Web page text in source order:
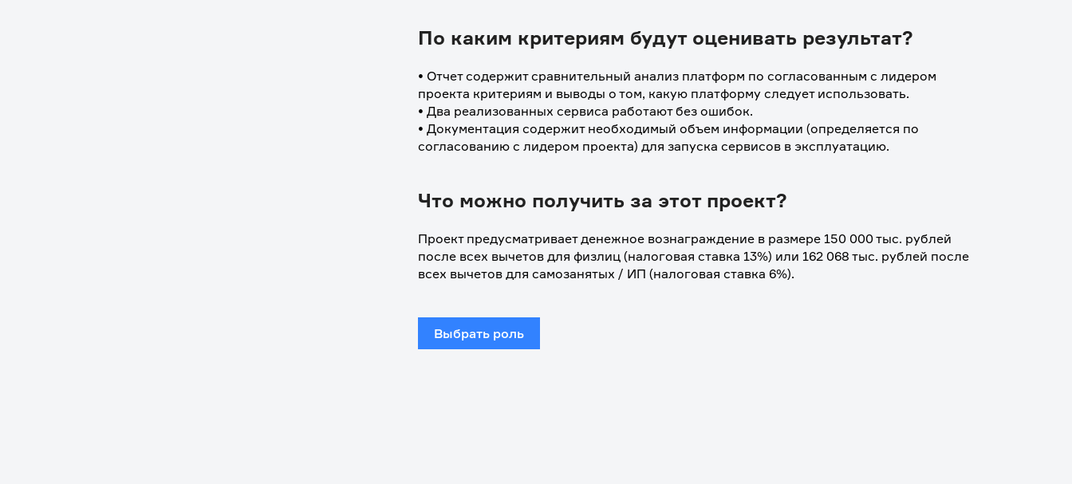
По каким критериям будут оценивать результат?
• Отчет содержит сравнительный анализ платформ по согласованным с лидером
проекта критериям и выводы о том, какую платформу следует использовать.
• Два реализованных сервиса работают без ошибок.
• Документация содержит необходимый объем информации (определяется по
согласованию с лидером проекта) для запуска сервисов в эксплуатацию.
Что можно получить за этот проект?
Проект предусматривает денежное вознаграждение в размере 150 000 тыс. рублей
после всех вычетов для физлиц (налоговая ставка 13%) или 162 068 тыс. рублей после
всех вычетов для самозанятых / ИП (налоговая ставка 6%).
Выбрать роль